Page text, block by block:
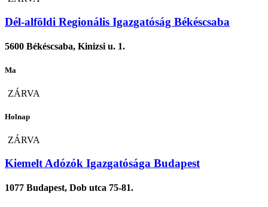
Dél-alföldi Regionális Igazgatóság Békéscsaba
5600 Békéscsaba, Kinizsi u. 1.
Ma
ZÁRVA
Holnap
ZÁRVA
Kiemelt Adózók Igazgatósága Budapest
1077 Budapest, Dob utca 75-81.